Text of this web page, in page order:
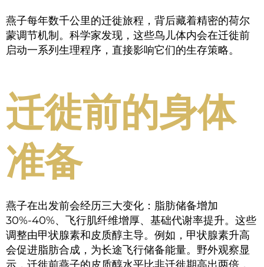
燕子每年数千公里的迁徙旅程，背后藏着精密的荷尔
蒙调节机制。科学家发现，这些鸟儿体内会在迁徙前
启动一系列生理程序，直接影响它们的生存策略。
迁徙前的身体
准备
燕子在出发前会经历三大变化：脂肪储备增加
30%-40%、飞行肌纤维增厚、基础代谢率提升。这些
调整由甲状腺素和皮质醇主导。例如，甲状腺素升高
会促进脂肪合成，为长途飞行储备能量。野外观察显